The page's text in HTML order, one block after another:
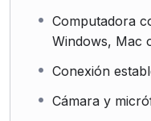
Computadora
Windows, Mac
Conexión
Cámara y